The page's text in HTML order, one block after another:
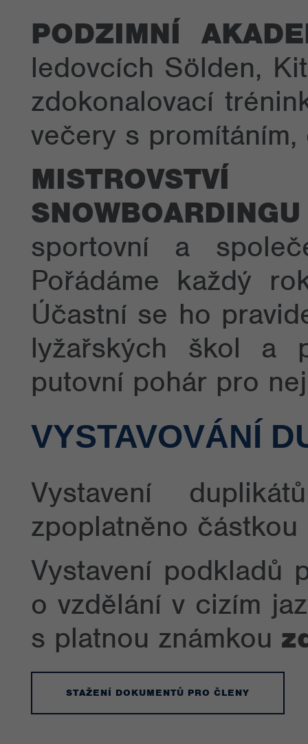
PODZIMNÍ
ledovcích Sölden,
zdokonalovací
večery s
sportovní a
Pořádáme každý
Účastní se ho
lyžařských škol a
putovní pohár pro
VYSTAVOVÁNÍ
Vystavení
zpoplatněno
Vystavení podkladů
o vzdělání v cizím
s platnou známkou
STAŽENÍ DOKUMENTŮ PRO ČLENY